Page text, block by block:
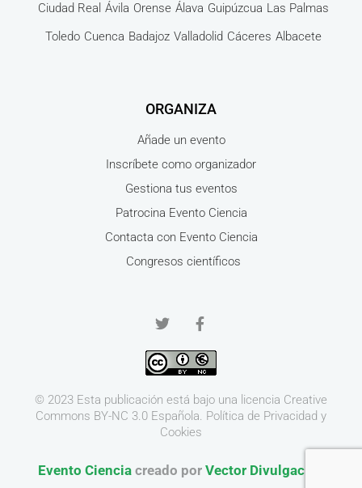
Ciudad Real Ávila Orense Álava Guipúzcua Las Palmas
Toledo Cuenca Badajoz Valladolid Cáceres Albacete
ORGANIZA
Añade un evento
Inscríbete como organizador
Gestiona tus eventos
Patrocina Evento Ciencia
Contacta con Evento Ciencia
Congresos científicos
© 2023 Esta publicación está bajo una licencia Creative
Commons BY-NC 3.0 Española. Política de Privacidad y
Cookies
Evento Cienciacreado por Vector Divulgación